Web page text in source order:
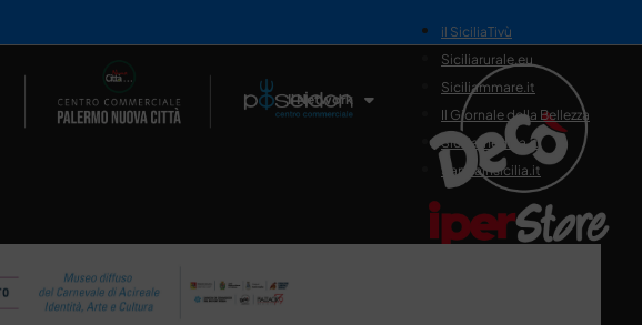
Il Network
il SiciliaTivù
Siciliarurale.eu
Siciliammare.it
Il Giornale della Bellezza
Siciliamedica.it
Sanitainsicilia.it